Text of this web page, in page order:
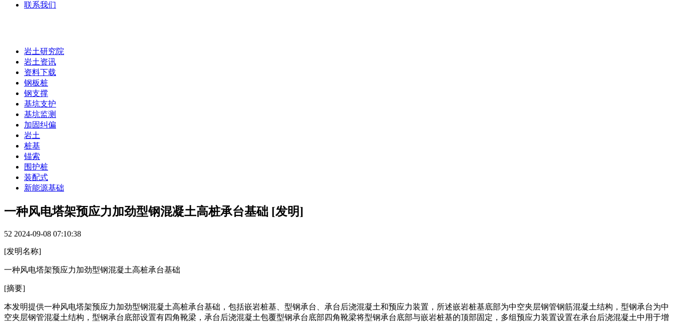
联系我们
岩土研究院
岩土资讯
资料下载
钢板桩
钢支撑
基坑支护
基坑监测
加固纠偏
岩土
桩基
锚索
围护桩
装配式
新能源基础
一种风电塔架预应力加劲型钢混凝土高桩承台基础 [发明]
52 2024-09-08 07:10:38
[发明名称]
一种风电塔架预应力加劲型钢混凝土高桩承台基础
[摘要]
本发明提供一种风电塔架预应力加劲型钢混凝土高桩承台基础，包括嵌岩桩基、型钢承台、承台后浇混凝土和预应力装置，所述嵌岩桩基底部为中空夹层钢管钢筋混凝土结构，型钢承台为中
空夹层钢管混凝土结构，型钢承台底部设置有四角靴梁，承台后浇混凝土包覆型钢承台底部四角靴梁将型钢承台底部与嵌岩桩基的顶部固定，多组预应力装置设置在承台后浇混凝土中用于增